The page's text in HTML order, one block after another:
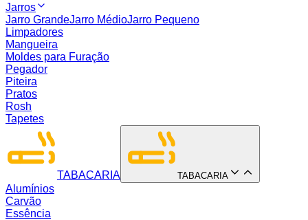
Jarros
Jarro GrandeJarro MédioJarro Pequeno
Limpadores
Mangueira
Moldes para Furação
Pegador
Piteira
Pratos
Rosh
Tapetes
TABACARIA TABACARIA
Alumínios
Carvão
Essência